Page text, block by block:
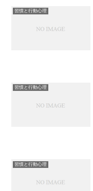
習慣と行動心理
習慣と行動心理
習慣と行動心理